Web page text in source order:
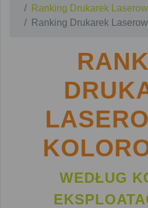
Ranking Drukarek
Ranking Drukarek
WEDŁUG